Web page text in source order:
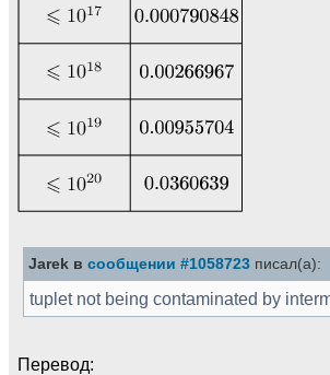
Jarek в сообщении #1058723 писал(а):
tuplet not being contaminated by
Перевод: